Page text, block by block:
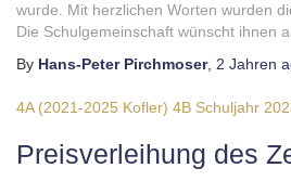
wurde. Mit herzlichen Worten wurden
Die Schulgemeinschaft wünscht ihnen
By Hans-Peter Pirchmoser, 2 Jahren
4A (2021-2025 Kofler) 4B Schuljahr
Preisverleihung des